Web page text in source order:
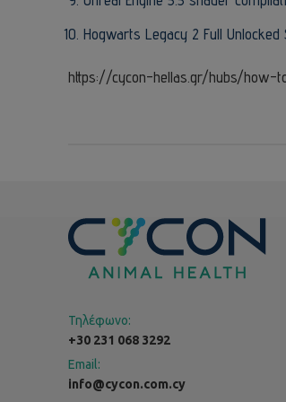
Hogwarts Legacy 2 Full
https://cycon-hellas.gr/hubs/
Τηλέφωνο:
+30 231 068 3292
Email:
info@cycon.com.cy